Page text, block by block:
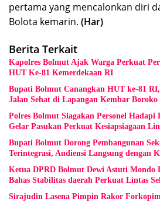
pertama yang mencalonkan diri
Bolota kemarin. (Har)
Berita Terkait
Kapolres Bolmut Ajak Warga Perkuat
HUT Ke-81 Kemerdekaan RI
Bupati Bolmut Canangkan HUT ke-81
Jalan Sehat di Lapangan Kembar Boroko
Polres Bolmut Siagakan Personel Hadapi
Gelar Pasukan Perkuat Kesiapsiagaan
Bupati Bolmut Dorong Pembangunan
Terintegrasi, Audiensi Langsung dengan
Ketua DPRD Bolmut Dewi Astuti Mondo
Bahas Stabilitas daerah Perkuat Lintas
Sirajudin Lasena Pimpin Rakor